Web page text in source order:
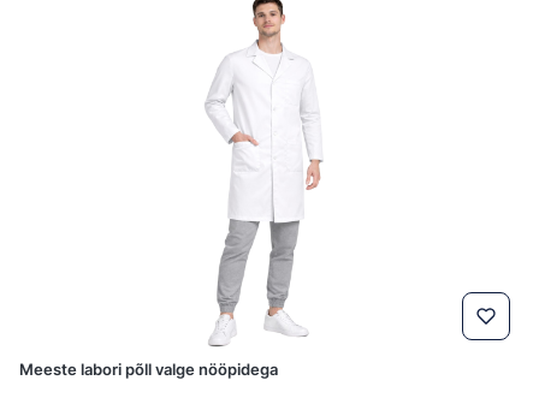
Meeste labori põll valge nööpidega